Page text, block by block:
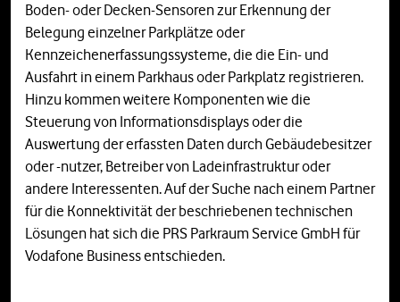
Boden- oder Decken-Sensoren zur Erkennung der
Belegung einzelner Parkplätze oder
Kennzeichenerfassungssysteme, die die Ein- und
Ausfahrt in einem Parkhaus oder Parkplatz registrieren.
Hinzu kommen weitere Komponenten wie die
Steuerung von Informationsdisplays oder die
Auswertung der erfassten Daten durch Gebäudebesitzer
oder -nutzer, Betreiber von Ladeinfrastruktur oder
andere Interessenten. Auf der Suche nach einem Partner
für die Konnektivität der beschriebenen technischen
Lösungen hat sich die PRS Parkraum Service GmbH für
Vodafone Business entschieden.